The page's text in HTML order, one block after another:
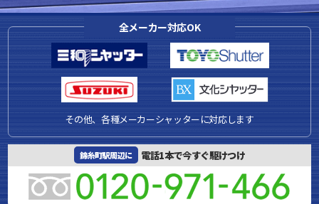
全メーカー対応OK
その他、各種メーカーシャッターに対応します
錦糸町駅周辺に 電話1本で今すぐ駆けつけ